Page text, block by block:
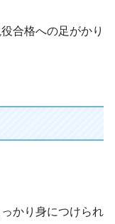
合格への足がかり
かり身につけられ